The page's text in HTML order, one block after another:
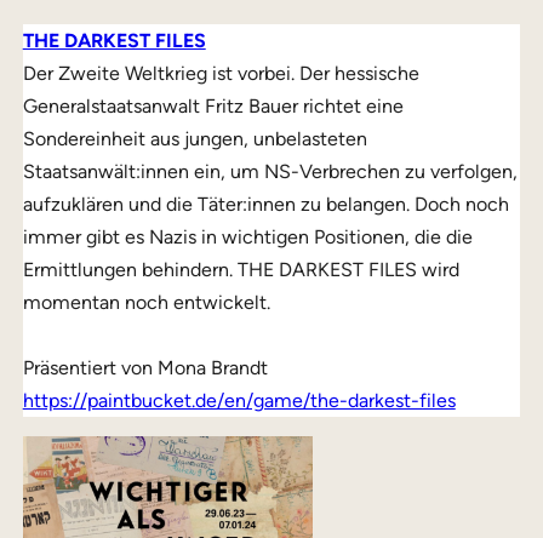
THE DARKEST FILES
Der Zweite Weltkrieg ist vorbei. Der hessische
Generalstaatsanwalt Fritz Bauer richtet eine
Sondereinheit aus jungen, unbelasteten
Staatsanwält:innen ein, um NS-Verbrechen zu verfolgen,
aufzuklären und die Täter:innen zu belangen. Doch noch
immer gibt es Nazis in wichtigen Positionen, die die
Ermittlungen behindern. THE DARKEST FILES wird
momentan noch entwickelt.
Präsentiert von Mona Brandt
https://paintbucket.de/en/game/the-darkest-files